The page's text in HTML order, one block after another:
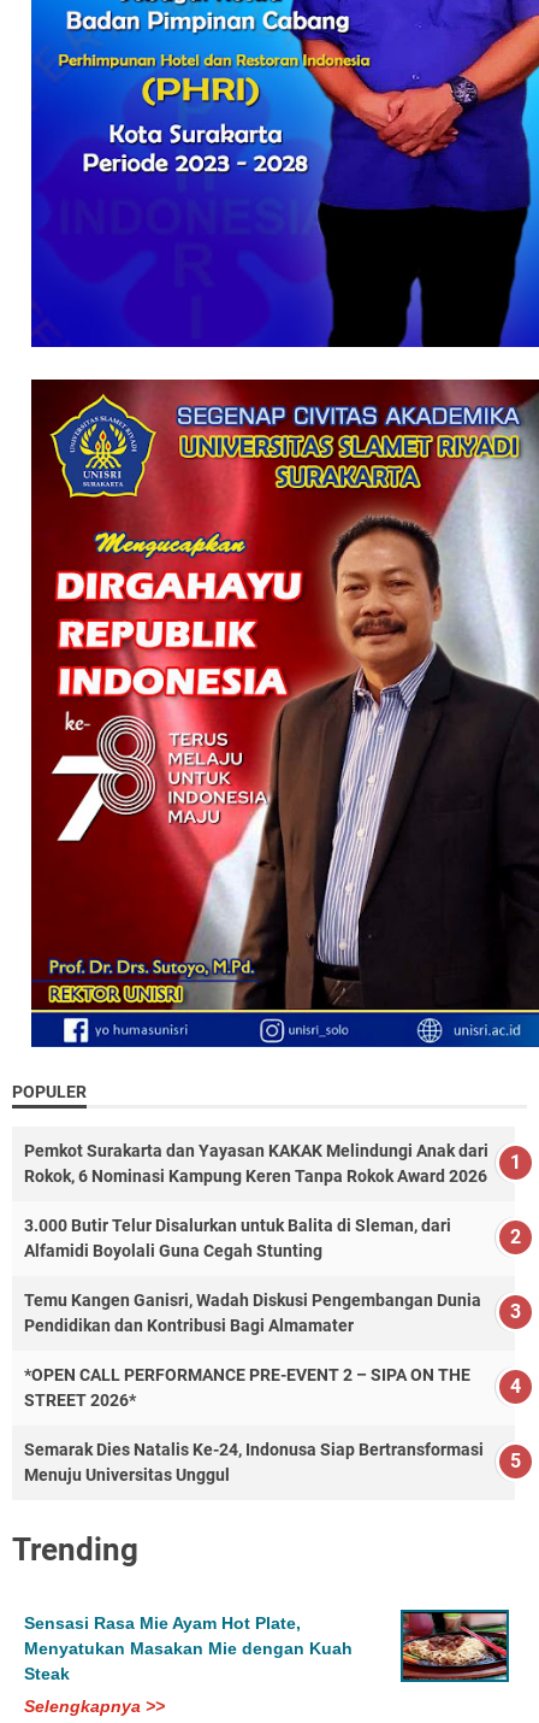
POPULER
Pemkot Surakarta dan Yayasan KAKAK Melindungi Anak dari
Rokok, 6 Nominasi Kampung Keren Tanpa Rokok Award 2026
3.000 Butir Telur Disalurkan untuk Balita di Sleman, dari
Alfamidi Boyolali Guna Cegah Stunting
Temu Kangen Ganisri, Wadah Diskusi Pengembangan Dunia
Pendidikan dan Kontribusi Bagi Almamater
*OPEN CALL PERFORMANCE PRE-EVENT 2 – SIPA ON THE
STREET 2026*
Semarak Dies Natalis Ke-24, Indonusa Siap Bertransformasi
Menuju Universitas Unggul
Trending
Sensasi Rasa Mie Ayam Hot Plate,
Menyatukan Masakan Mie dengan Kuah
Steak
Selengkapnya >>